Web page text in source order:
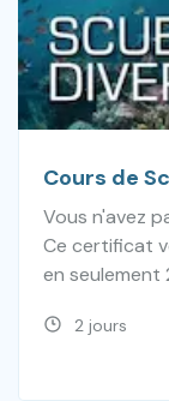
Cours de
Vous n'avez
Ce certificat
en seulement
2 jours